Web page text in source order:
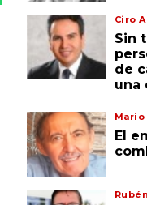
Ciro
Sin
de
una
El